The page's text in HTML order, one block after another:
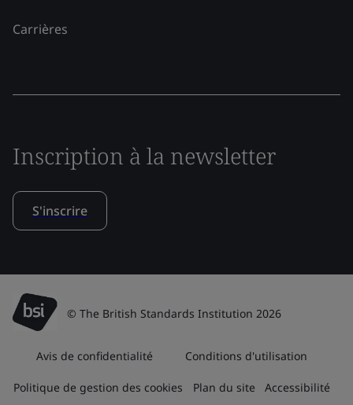
Carrières
Inscription à la newsletter
S'inscrire
© The British Standards Institution 2026
Avis de confidentialité Conditions d'utilisation
Politique de gestion des cookies Plan du site Accessibilité